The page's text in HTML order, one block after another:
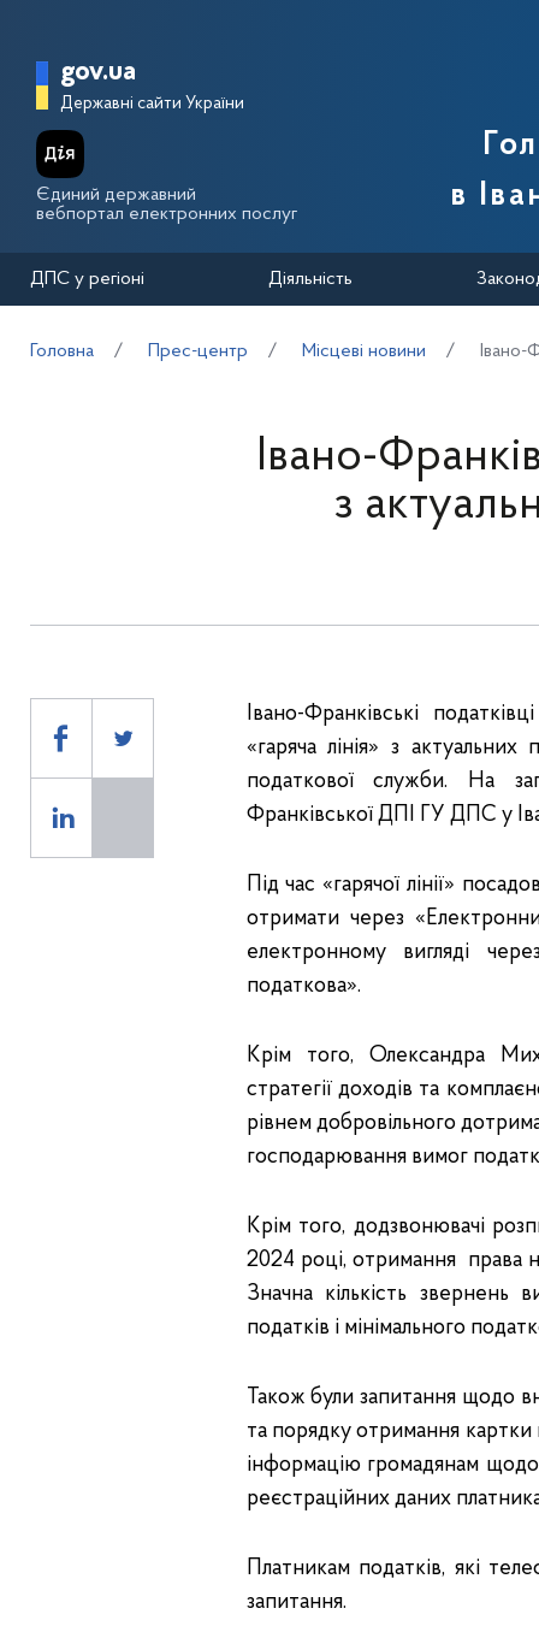
Головна сторінка Державної
gov.ua
Державні сайти України
Єдиний державний
вебпортал електронних послуг
в
ДПС у регіоні Діяльність
Головна Прес-центр Місцеві новини Івано-
Івано-
з
Івано-Франківські
«гаряча лінія» з
податкової служби. На
Франківської ДПІ ГУ ДПС у
Під час «гарячої лінії»
отримати через
електронному вигляді
податкова».
Крім того, Олександра
стратегії доходів та
рівнем добровільного
господарювання вимог
Крім того, додзвонювачі
2024 році, отримання права
Значна кількість
податків і мінімального
Також були запитання щодо
та порядку отримання
інформацію громадянам
реєстраційних даних
Платникам податків, які
запитання.